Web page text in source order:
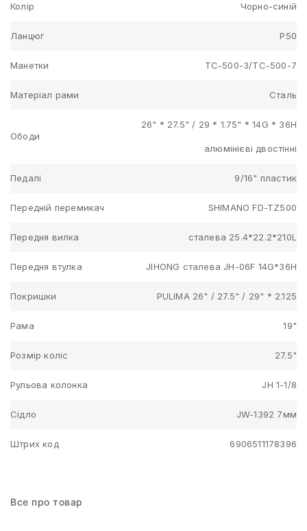
Колір Чорно-синій
Ланцюг Р50
Манетки TC-500-3/TC-500-7
Матеріал рами Сталь
Ободи
26" * 27.5" / 29 * 1.75" * 14G * 36H
алюмінієві двостінні
Педалі 9/16" пластик
Передній перемикач SHIMANO FD-TZ500
Передня вилка сталева 25.4*22.2*210L
Передня втулка JIHONG сталева JH-06F 14G*36H
Покришки PULIMA 26" / 27.5" / 29" * 2.125
Рама 19"
Розмір коліс 27.5"
Рульова колонка JH 1-1/8
Сідло JW-1392 7мм
Штрих код 6906511178396
Все про товар